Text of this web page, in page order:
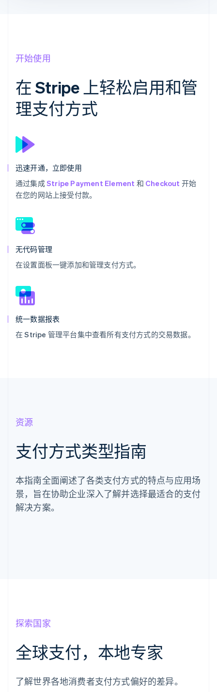
开始使用
在 Stripe 上轻松启用和管
理支付方式
迅速开通，立即使用
通过集成Stripe Payment Element 和 Checkout 开始
在您的网站上接受付款。
无代码管理
在设置面板一键添加和管理支付方式。
统一数据报表
在 Stripe 管理平台集中查看所有支付方式的交易数据。
资源
支付方式类型指南
本指南全面阐述了各类支付方式的特点与应用场
景，旨在协助企业深入了解并选择最适合的支付
解决方案。
探索国家
全球支付，本地专家
了解世界各地消费者支付方式偏好的差异。
阿联酋
爱尔兰
English